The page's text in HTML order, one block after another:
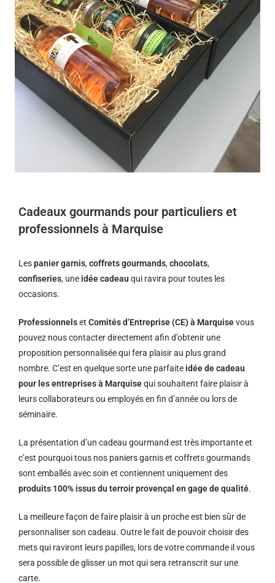
Cadeaux gourmands pour particuliers et
professionnels à Marquise
Lespanier garnis,coffrets gourmands,chocolats,
confiseries, une idée cadeau qui ravira pour toutes les
occasions.
Professionnelset Comités d’Entreprise (CE) à Marquisevous
pouvez nous contacter directement afin d’obtenir une
proposition personnalisée qui fera plaisir au plus grand
nombre. C’est en quelque sorte une parfaite idée de cadeau
pour les entreprises à Marquisequi souhaitent faire plaisir à
leurs collaborateurs ou employés en fin d’année ou lors de
séminaire.
La présentation d’un cadeau gourmand est très importante et
c’est pourquoi tous nos paniers garnis et coffrets gourmands
sont emballés avec soin et contiennent uniquement des
produits 100% issus du terroir provençal en gage de qualité.
La meilleure façon de faire plaisir à un proche est bien sûr de
personnaliser son cadeau. Outre le fait de pouvoir choisir des
mets qui raviront leurs papilles, lors de votre commande il vous
sera possible de glisser un mot qui sera retranscrit sur une
carte.